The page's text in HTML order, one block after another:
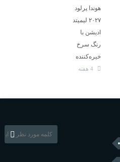
هوندا پرلود
۲۰۲۷ لیمیتد
ادیشن با
رنگ سرخ
خیره‌کننده